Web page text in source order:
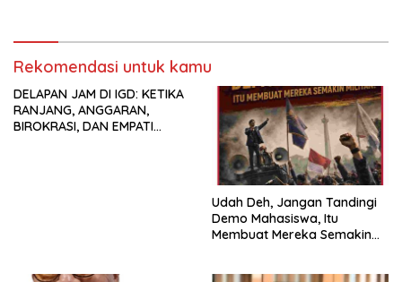
Rekomendasi untuk kamu
DELAPAN JAM DI IGD: KETIKA
RANJANG, ANGGARAN,
BIROKRASI, DAN EMPATI
Udah Deh, Jangan Tandingi
Demo Mahasiswa, Itu
Membuat Mereka Semakin